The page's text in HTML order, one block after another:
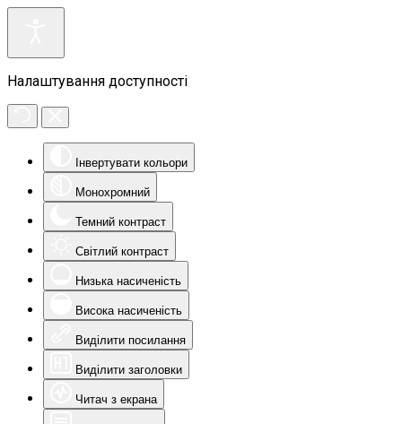
Налаштування доступності
Інвертувати кольори
Монохромний
Темний контраст
Світлий контраст
Низька насиченість
Висока насиченість
Виділити посилання
Виділити заголовки
Читач з екрана